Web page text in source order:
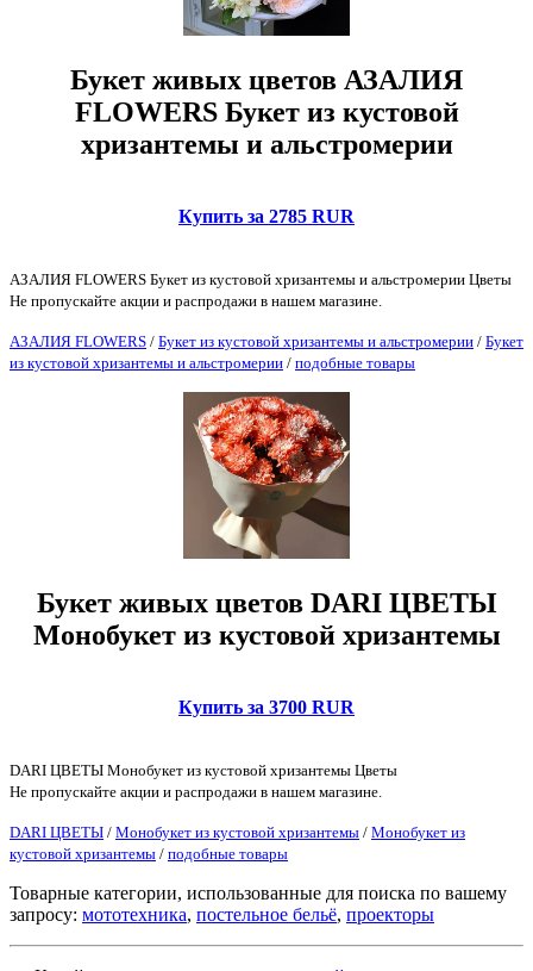
Букет живых цветов АЗАЛИЯ
FLOWERS Букет из кустовой
хризантемы и альстромерии
Купить за 2785 RUR
АЗАЛИЯ FLOWERS Букет из кустовой хризантемы и альстромерии Цветы
Не пропускайте акции и распродажи в нашем магазине.
АЗАЛИЯ FLOWERS / Букет из кустовой хризантемы и альстромерии / Букет
из кустовой хризантемы и альстромерии / подобные товары
Букет живых цветов DARI ЦВЕТЫ
Монобукет из кустовой хризантемы
Купить за 3700 RUR
DARI ЦВЕТЫ Монобукет из кустовой хризантемы Цветы
Не пропускайте акции и распродажи в нашем магазине.
DARI ЦВЕТЫ / Монобукет из кустовой хризантемы / Монобукет из
кустовой хризантемы / подобные товары
Товарные категории, использованные для поиска по вашему
запросу: мототехника, постельное бельё, проекторы